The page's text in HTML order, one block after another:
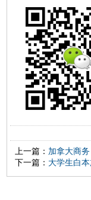
上一篇： 加拿大商
下一篇： 大学生白